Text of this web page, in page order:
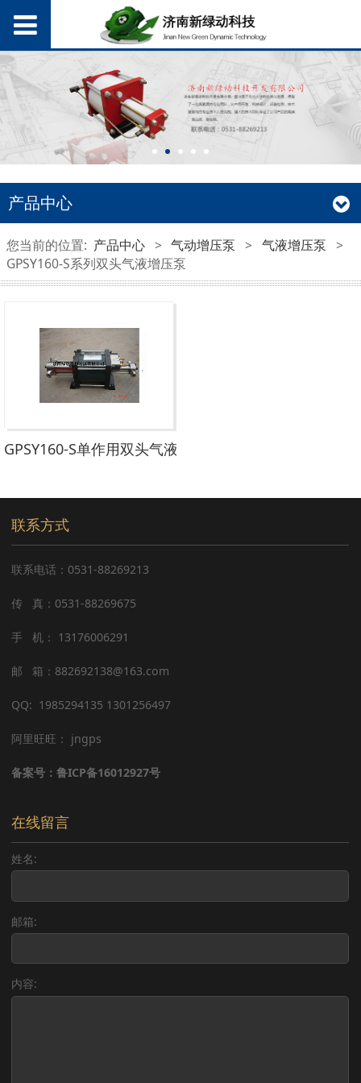
产品中心
您当前的位置: 产品中心 > 气动增压泵 > 气液增压泵 >
GPSY160-S系列双头气液增压泵
GPSY160-S单作用双头气液增压泵
联系方式
联系电话：0531-88269213
传 真：0531-88269675
手 机： 13176006291
邮 箱：882692138@163.com
QQ: 1985294135 1301256497
阿里旺旺： jngps
备案号：鲁ICP备16012927号
在线留言
姓名:
邮箱:
内容: